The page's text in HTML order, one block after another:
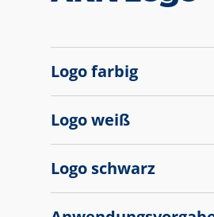
Logo farbig
Logo weiß
Logo schwarz